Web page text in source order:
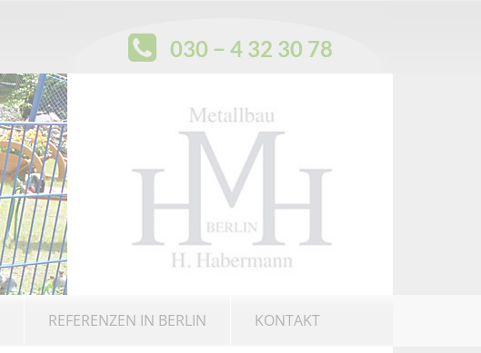
030 − 4 32 30 78
REFERENZEN IN BERLIN KONTAKT